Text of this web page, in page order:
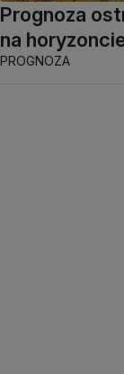
Prognoza
na
PROGNOZA